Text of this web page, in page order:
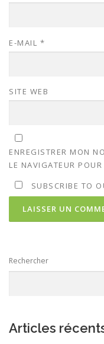
E-MAIL *
SITE WEB
ENREGISTRER MON
LE NAVIGATEUR
SUBSCRIBE TO
Rechercher
Articles